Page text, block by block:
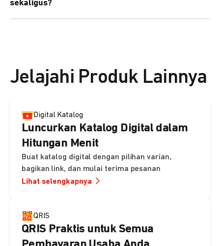
kebutuhan Anda.
sekaligus?
Jelajahi Produk Lainnya
Digital Katalog
Luncurkan Katalog Digital dalam
Hitungan Menit
Buat katalog digital dengan pilihan varian,
bagikan link, dan mulai terima pesanan
Lihat selengkapnya
QRIS
QRIS Praktis untuk Semua